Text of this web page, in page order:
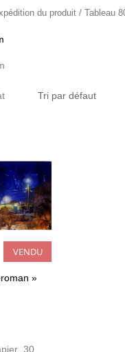
du produit / Tableau
VENDU
»
30